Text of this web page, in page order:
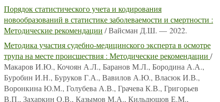
Порядок статистического учета и кодирования
новообразований в статистике заболеваемости и смертности :
Методические рекомендации / Вайсман Д.Ш. — 2022.
Методика участия судебно-медицинского эксперта в осмотре
трупа на месте происшествия : Методические рекомендации /
Макаров И.Ю., Кочоян А.Л., Баранов М.Л., Бородина А.А.,
Буробин И.Н., Буруков Г.А., Вавилов А.Ю., Власюк И.В.,
Воронкина Ю.М., Голубева А.В., Грачева К.В., Григорьев
В.П., Захаркин О.В., Казымов М.А., Кильдюшов Е.М.,